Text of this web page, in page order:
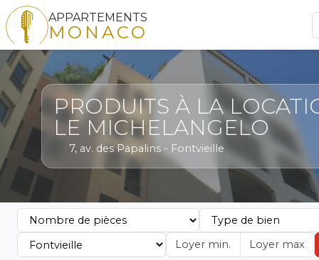
APPARTEMENTS
MONACO
PRODUITS À LA
LE MICHELANGELO
7, av. des Papalins - Fontvieille